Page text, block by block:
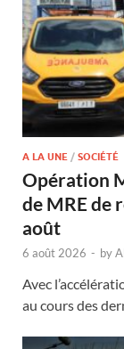
A LA UNE / SOCIÉTÉ
Opération
de MRE de
août
6 août 2026 - by
Avec
au cours des